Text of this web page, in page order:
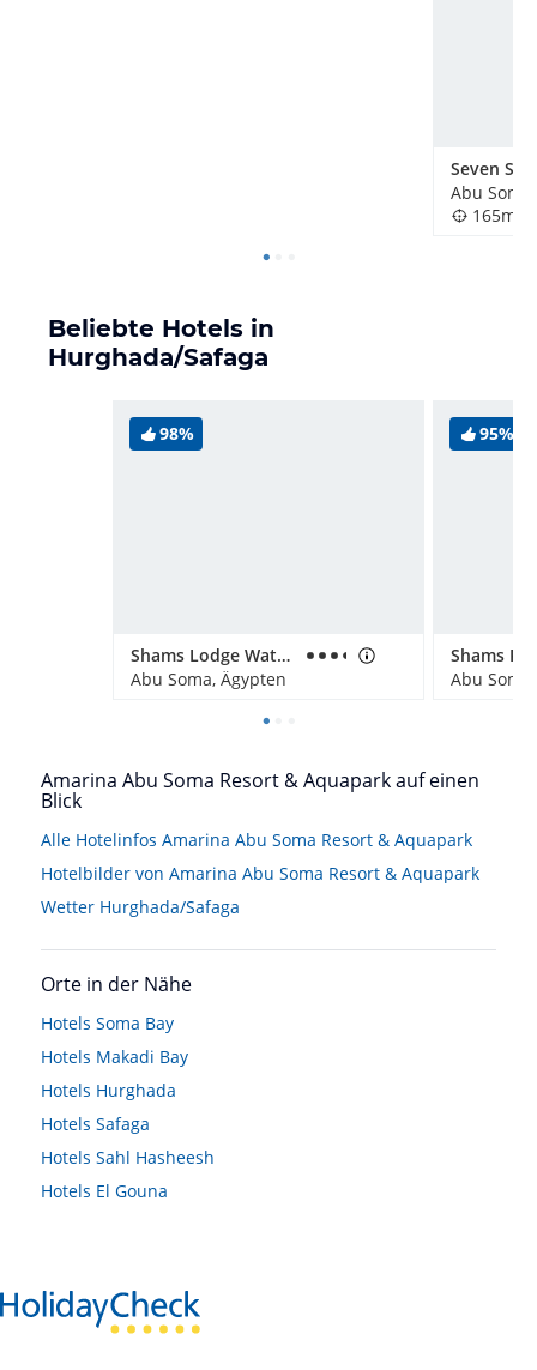
Abu
165m
Beliebte Hotels in
Hurghada/Safaga
98%
Shams Lodge Water Sports Resort, Abu Soma
Abu Soma, Ägypten
95%
Abu
Amarina Abu Soma Resort & Aquapark auf einen
Blick
Alle Hotelinfos Amarina Abu Soma Resort & Aquapark
Hotelbilder von Amarina Abu Soma Resort & Aquapark
Wetter Hurghada/Safaga
Orte in der Nähe
Hotels Soma Bay
Hotels Makadi Bay
Hotels Hurghada
Hotels Safaga
Hotels Sahl Hasheesh
Hotels El Gouna